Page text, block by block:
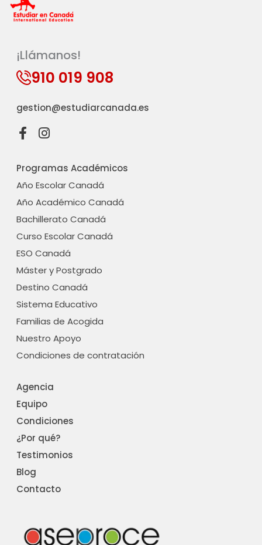
Programas Académicos
Año Escolar Canadá
Año Académico Canadá
Bachillerato Canadá
Curso Escolar Canadá
ESO Canadá
Máster y Postgrado
Destino Canadá
Sistema Educativo
Familias de Acogida
Nuestro Apoyo
Condiciones de contratación
Agencia
Equipo
Condiciones
¿Por qué?
Testimonios
Blog
Contacto
¡Llámanos!
910 019 908
gestion@estudiarcanada.es
F
a
e
b
o
o
k
-
f
I
t
a
g
r
a
m